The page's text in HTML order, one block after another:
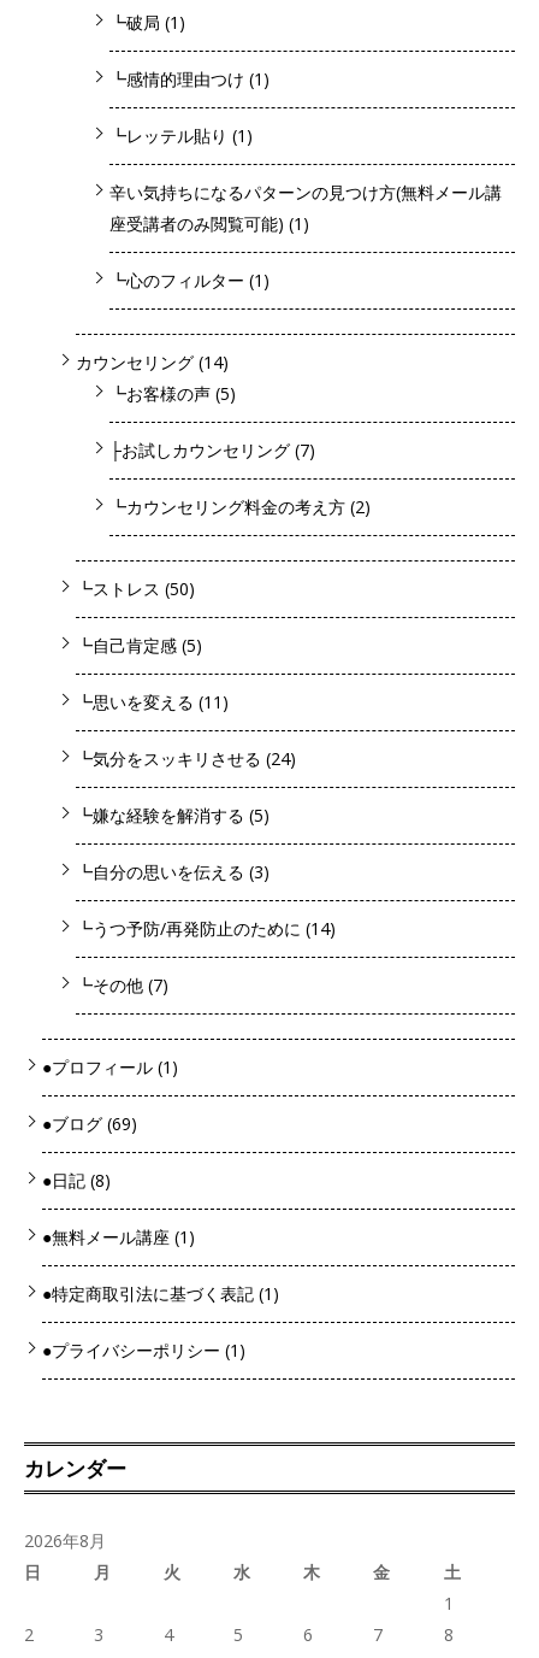
┗破局 (1)
┗感情的理由つけ (1)
┗レッテル貼り (1)
辛い気持ちになるパターンの見つけ方(無料メール講
座受講者のみ閲覧可能) (1)
┗心のフィルター (1)
カウンセリング (14)
┗お客様の声 (5)
├お試しカウンセリング (7)
┗カウンセリング料金の考え方 (2)
┗ストレス (50)
┗自己肯定感 (5)
┗思いを変える (11)
┗気分をスッキリさせる (24)
┗嫌な経験を解消する (5)
┗自分の思いを伝える (3)
┗うつ予防/再発防止のために (14)
┗その他 (7)
●プロフィール (1)
●ブログ (69)
●日記 (8)
●無料メール講座 (1)
●特定商取引法に基づく表記 (1)
●プライバシーポリシー (1)
カレンダー
2026年8月
日
月 火 水 木 金
土
1
2
3 4 5 6 7
8